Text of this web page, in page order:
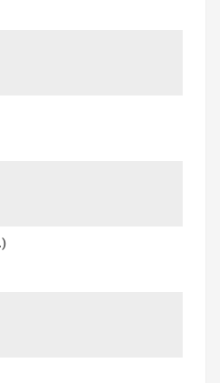
м) — это означает
высококачественного
яркие
Звоните и покупайте уже
на рынке!
качества